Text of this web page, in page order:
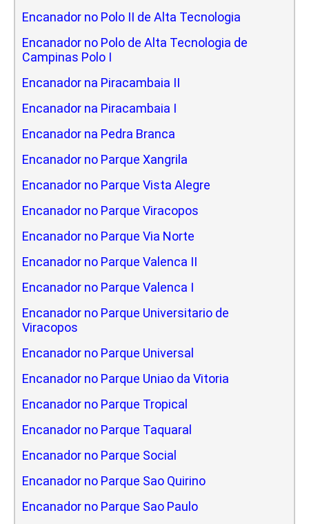
Encanador no Polo II de Alta Tecnologia
Encanador no Polo de Alta Tecnologia de
Campinas Polo I
Encanador na Piracambaia II
Encanador na Piracambaia I
Encanador na Pedra Branca
Encanador no Parque Xangrila
Encanador no Parque Vista Alegre
Encanador no Parque Viracopos
Encanador no Parque Via Norte
Encanador no Parque Valenca II
Encanador no Parque Valenca I
Encanador no Parque Universitario de
Viracopos
Encanador no Parque Universal
Encanador no Parque Uniao da Vitoria
Encanador no Parque Tropical
Encanador no Parque Taquaral
Encanador no Parque Social
Encanador no Parque Sao Quirino
Encanador no Parque Sao Paulo